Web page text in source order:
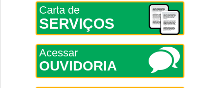
Carta de
SERVIÇOS
Acessar
OUVIDORIA